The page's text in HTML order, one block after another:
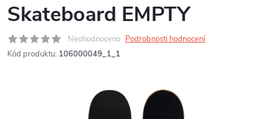
Skateboard EMPTY
Neohodnoceno Podrobnosti hodnocení
Kód produktu: 106000049_1_1